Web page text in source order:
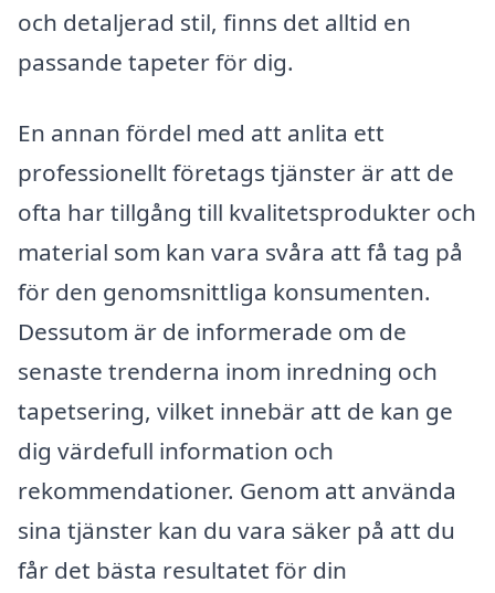
och detaljerad stil, finns det alltid en
passande tapeter för dig.
En annan fördel med att anlita ett
professionellt företags tjänster är att de
ofta har tillgång till kvalitetsprodukter och
material som kan vara svåra att få tag på
för den genomsnittliga konsumenten.
Dessutom är de informerade om de
senaste trenderna inom inredning och
tapetsering, vilket innebär att de kan ge
dig värdefull information och
rekommendationer. Genom att använda
sina tjänster kan du vara säker på att du
får det bästa resultatet för din